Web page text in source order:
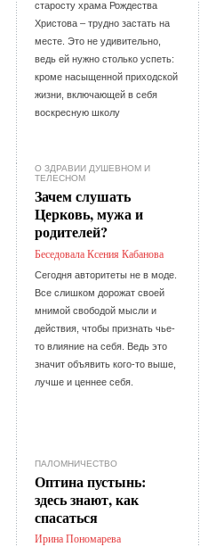
старосту храма Рождества
Христова – трудно застать на
месте. Это не удивительно,
ведь ей нужно столько успеть:
кроме насыщенной приходской
жизни, включающей в себя
воскресную школу
О ЗДРАВИИ ДУШЕВНОМ И
ТЕЛЕСНОМ
Зачем слушать
Церковь, мужа и
родителей?
Беседовала Ксения Кабанова
Сегодня авторитеты не в моде.
Все слишком дорожат своей
мнимой свободой мысли и
действия, чтобы признать чье-
то влияние на себя. Ведь это
значит объявить кого-то выше,
лучше и ценнее себя.
ПАЛОМНИЧЕСТВО
Оптина пустынь:
здесь знают, как
спасаться
Ирина Пономарева